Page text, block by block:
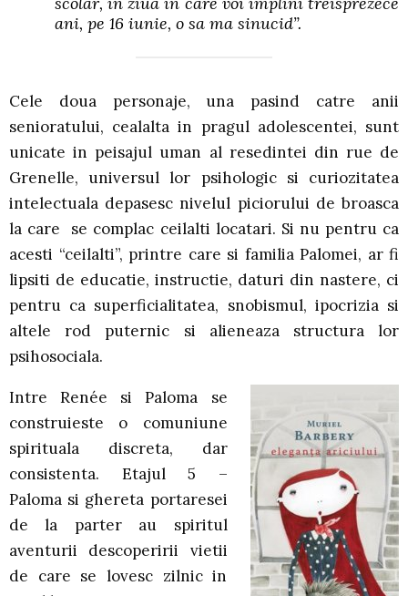
ani, pe 16 iunie, o sa ma sinucid”.
Cele doua personaje, una pasind catre anii
senioratului, cealalta in pragul adolescentei, sunt
unicate in peisajul uman al resedintei din rue de
Grenelle, universul lor psihologic si curiozitatea
intelectuala depasesc nivelul piciorului de broasca
la care se complac ceilalti locatari. Si nu pentru ca
acesti “ceilalti”, printre care si familia Palomei, ar fi
lipsiti de educatie, instructie, daturi din nastere, ci
pentru ca superficialitatea, snobismul, ipocrizia si
altele rod puternic si alieneaza structura lor
psihosociala.
Intre Renée si Paloma se
construieste o comuniune
spirituala discreta, dar
consistenta. Etajul 5 –
Paloma si ghereta portaresei
de la parter au spiritul
aventurii descoperirii vietii
de care se lovesc zilnic in